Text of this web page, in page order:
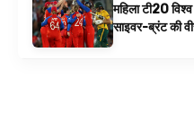
महिला टी20
साइवर-ब्रंट की